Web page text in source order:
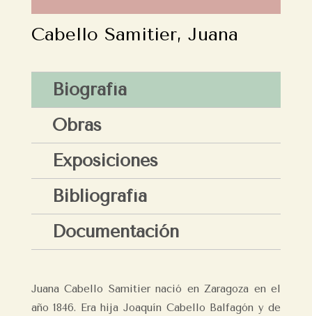
Cabello Samitier, Juana
Biografía
Obras
Exposiciones
Bibliografía
Documentación
Juana Cabello Samitier nació en Zaragoza en el
año 1846. Era hija Joaquín Cabello Balfagón y de